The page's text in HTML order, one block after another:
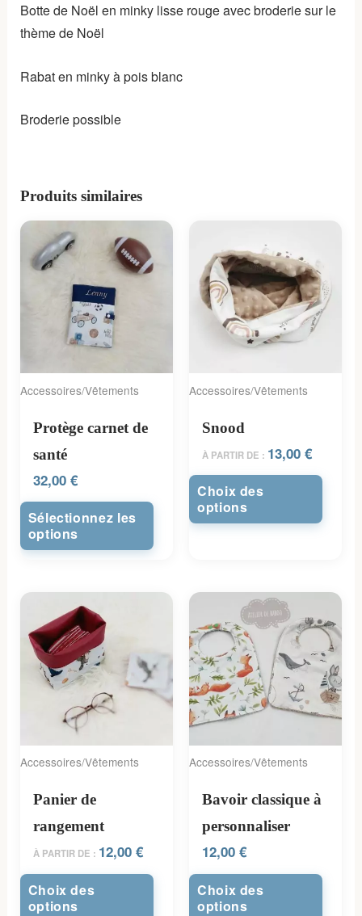
Botte de Noël en minky lisse rouge avec broderie sur le
thème de Noël
Rabat en minky à pois blanc
Broderie possible
Produits similaires
Accessoires/Vêtements
Protège carnet de
santé
32,00 €
Sélectionnez les
options
Accessoires/Vêtements
Snood
À PARTIR DE : 13,00 €
Choix des
options
Accessoires/Vêtements
Panier de
rangement
À PARTIR DE : 12,00 €
Choix des
options
Accessoires/Vêtements
Bavoir classique à
personnaliser
12,00 €
Choix des
options